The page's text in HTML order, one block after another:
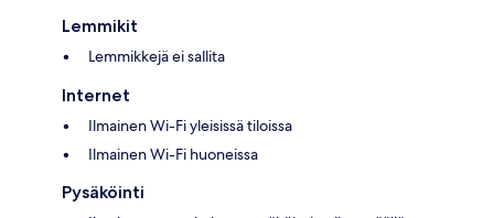
Lemmikit
Lemmikkejä ei sallita
Internet
Ilmainen Wi-Fi yleisissä tiloissa
Ilmainen Wi-Fi huoneissa
Pysäköinti